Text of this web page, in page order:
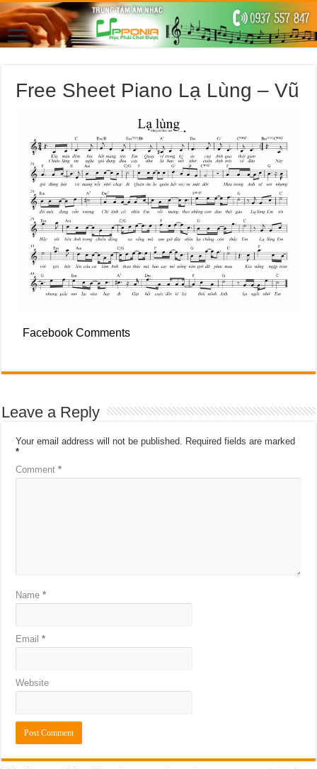
Free Sheet Piano Lạ Lùng – Vũ
Facebook Comments
Leave a Reply
Your email address will not be published. Required fields are marked
*
Comment*
Name*
Email*
Website